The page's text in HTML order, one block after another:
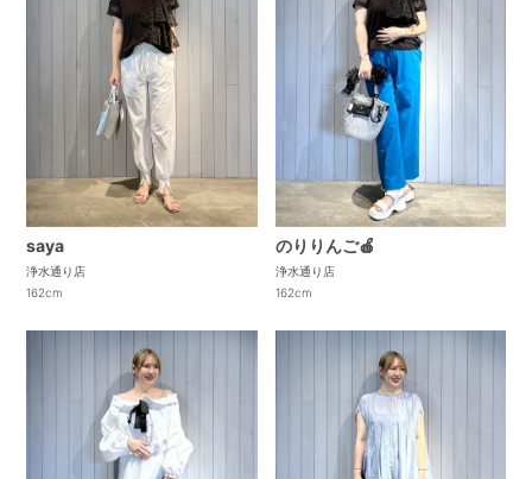
saya
浄水通り店
162cm
のりりんご🍎
浄水通り店
162cm